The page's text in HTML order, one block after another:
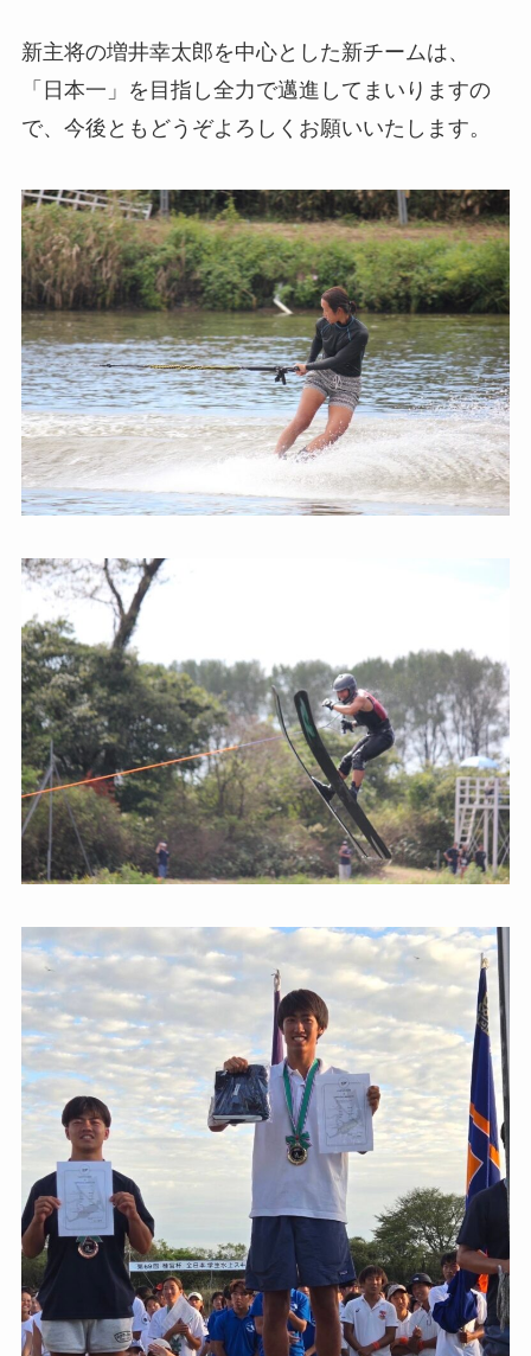
新主将の増井幸太郎を中心とした新チームは、
「日本一」を目指し全力で邁進してまいりますの
で、今後ともどうぞよろしくお願いいたします。